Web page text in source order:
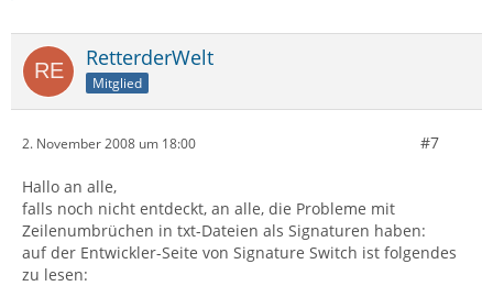
RetterderWelt
Mitglied
2. November 2008 um 18:00 #7
Hallo an alle,
falls noch nicht entdeckt, an alle, die Probleme mit
Zeilenumbrüchen in txt-Dateien als Signaturen haben:
auf der Entwickler-Seite von Signature Switch ist folgendes
zu lesen: